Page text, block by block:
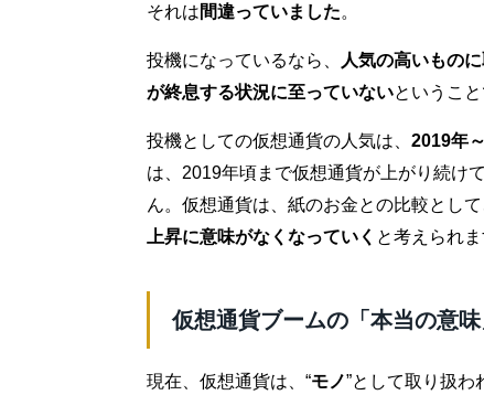
それは間違っていました。
投機になっているなら、 人気の高いもの
が終息する状況に至っていないということ
投機としての仮想通貨の人気は、 2019年
は、2019年頃まで仮想通貨が上がり続け
ん。仮想通貨は、紙のお金との比較とし
上昇に意味がなくなっていく と考えられま
仮想通貨ブームの「本当の意味
現在、仮想通貨は、“モノ”として取り扱わ